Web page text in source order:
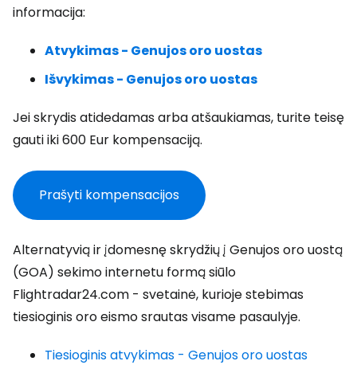
informacija:
Atvykimas - Genujos oro uostas
Išvykimas - Genujos oro uostas
Jei skrydis atidedamas arba atšaukiamas, turite teisę
gauti iki 600 Eur kompensaciją.
Prašyti kompensacijos
Alternatyvią ir įdomesnę skrydžių į Genujos oro uostą
(GOA) sekimo internetu formą siūlo
Flightradar24.com - svetainė, kurioje stebimas
tiesioginis oro eismo srautas visame pasaulyje.
Tiesioginis atvykimas - Genujos oro uostas